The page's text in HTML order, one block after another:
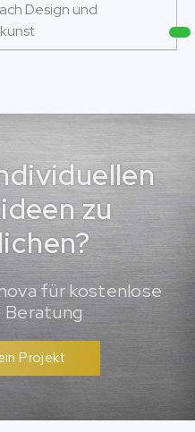
Design und
zu
für kostenlose
Beratung
Projekt